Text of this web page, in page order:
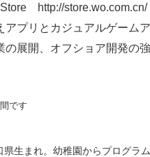
http://
プリとカジュアルゲームア
展開、オフショア開発の強
です
県生まれ。幼稚園からプログラ